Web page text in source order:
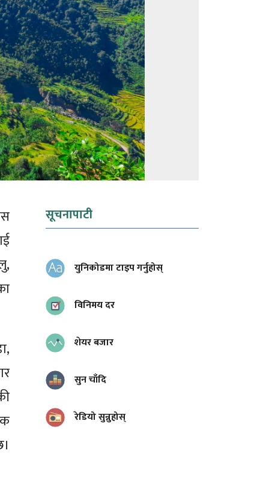
सूचनापाटी
युनिकोडमा टाइप गर्नुहोस्
विनिमय दर
शेयर बजार
सुन चाँदि
रेडियो सुन्नुहोस्